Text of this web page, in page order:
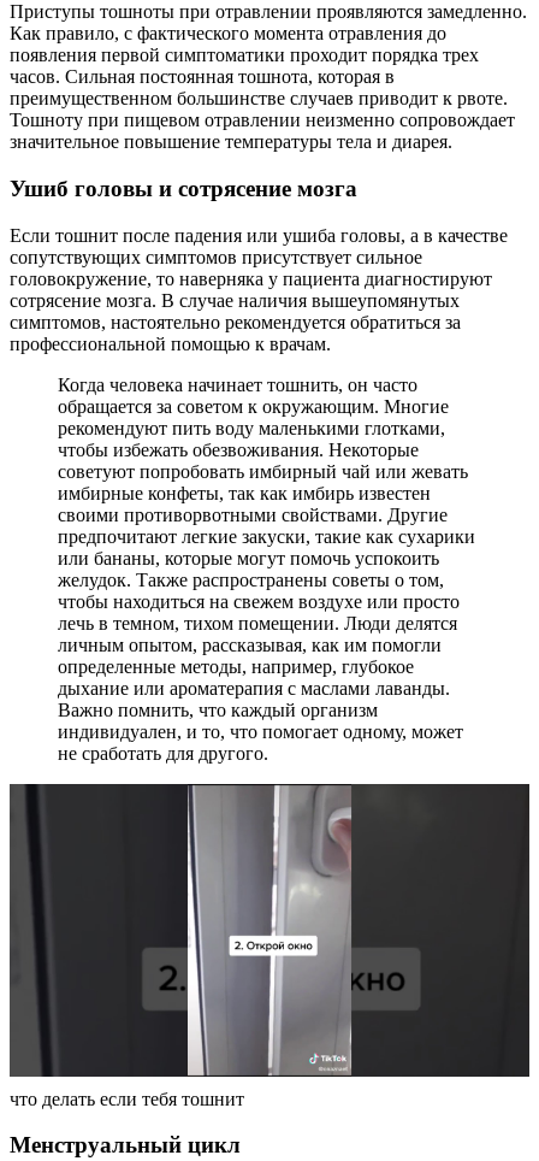
Приступы тошноты при отравлении проявляются замедленно.
Как правило, с фактического момента отравления до
появления первой симптоматики проходит порядка трех
часов. Сильная постоянная тошнота, которая в
преимущественном большинстве случаев приводит к рвоте.
Тошноту при пищевом отравлении неизменно сопровождает
значительное повышение температуры тела и диарея.
Ушиб головы и сотрясение мозга
Если тошнит после падения или ушиба головы, а в качестве
сопутствующих симптомов присутствует сильное
головокружение, то наверняка у пациента диагностируют
сотрясение мозга. В случае наличия вышеупомянутых
симптомов, настоятельно рекомендуется обратиться за
профессиональной помощью к врачам.
Когда человека начинает тошнить, он часто
обращается за советом к окружающим. Многие
рекомендуют пить воду маленькими глотками,
чтобы избежать обезвоживания. Некоторые
советуют попробовать имбирный чай или жевать
имбирные конфеты, так как имбирь известен
своими противорвотными свойствами. Другие
предпочитают легкие закуски, такие как сухарики
или бананы, которые могут помочь успокоить
желудок. Также распространены советы о том,
чтобы находиться на свежем воздухе или просто
лечь в темном, тихом помещении. Люди делятся
личным опытом, рассказывая, как им помогли
определенные методы, например, глубокое
дыхание или ароматерапия с маслами лаванды.
Важно помнить, что каждый организм
индивидуален, и то, что помогает одному, может
не сработать для другого.
что делать если тебя тошнит
Менструальный цикл